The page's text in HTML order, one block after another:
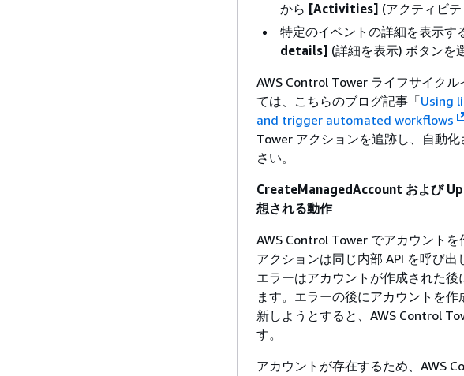
から [Activities] (アクティビテ
特定のイベントの詳細を表示す
details] (詳細を表示) ボタンを
AWS Control Tower ライフサイク
ては、こちらのブログ記事「Using
and trigger automated workflows
Tower アクションを追跡し、自動
さい。
CreateManagedAccount および
想される動作
AWS Control Tower でアカウント
アクションは同じ内部 API を呼び
エラーはアカウントが作成された
ます。エラーの後にアカウントを
新しようとすると、AWS Control
す。
アカウントが存在するため、AWS